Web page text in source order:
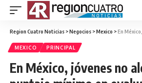
Region Cuatro Noticias >Negocios >Mexico >En México, jóvenes no
MEXICO PRINCIPAL
En México, jóvenes no